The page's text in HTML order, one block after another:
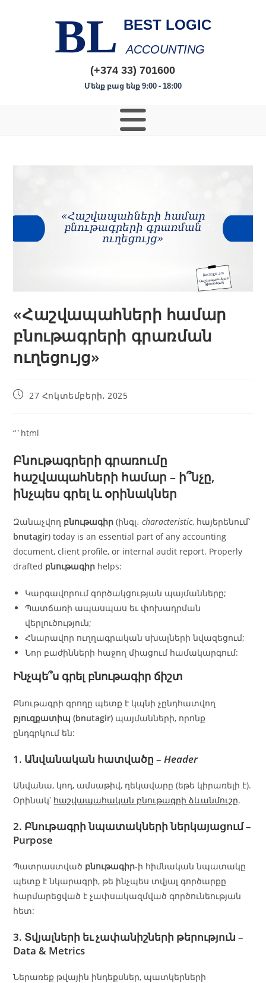
BL BEST LOGIC
ACCOUNTING
(+374 33) 701600
Մենք բաց ենք 9:00 - 18:00
«Հաշվապահների համար
բնութագրերի գրառման
ուղեցույց»
27 Հոկտեմբերի, 2025
“`html
Բնութագրերի գրառումը
հաշվապահների համար – ի՞նչը,
ինչպես գրել և օրինակներ
Զանաչվող բնութագիր (ինգլ․characteristic, հայերենում՝
bnutagir) today is an essential part of any accounting
document, client profile, or internal audit report. Properly
drafted բնութագիր helps:
Կարգավորում գործակցության պայմանները;
Պատճառի ապասպաս եւ փոխադրման
վերլուծություն;
Հնարավոր ուղղագրական սխալների նվազեցում;
Նոր բաժինների հաջող միացում համակարգում:
Ինչպե՞ս գրել բնութագիր ճիշտ
Բնութագրի գրողը պետք է կպնի չընդհատվող
բյուզքատիպ (bnutagir) պայմանների, որոնք
ընդգրկում են:
1. Անվանական հատվածը – Header
Անվանա, կոդ, ամսաթիվ, ղեկավարը (եթե կիրառելի է).
Օրինակ՝ հաշվապահական բնութագրի ձևանմուշը.
2. Բնութագրի նպատակների ներկայացում –
Purpose
Պատրաստված բնութագիր‑ի հիմնական նպատակը
պետք է նկարագրի, թե ինչպես տվյալ գործարքը
հարմարեցված է չափսակազմված գործունեության
հետ:
3. Տվյալների եւ չափանիշների թերություն –
Data & Metrics
Ներառեք թվային ինդեքսներ, պատկերների